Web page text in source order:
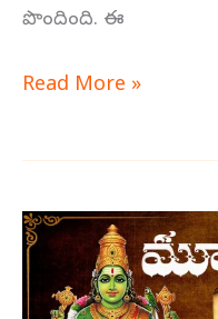
పొందింది. ఈ
Read More »
మూక
పంచశతి
స్తుతి